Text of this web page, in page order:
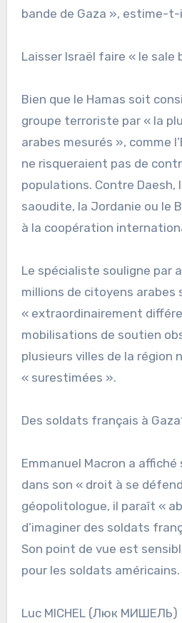
bande de Gaza », estime-t-
Laisser Israël faire « le sale
Bien que le Hamas soit
groupe terroriste par « la
arabes mesurés », comme
ne risqueraient pas de
populations. Contre Daesh,
saoudite, la Jordanie ou le
à la coopération
Le spécialiste souligne par
millions de citoyens arabes
« extraordinairement
mobilisations de soutien
plusieurs villes de la région
« surestimées ».
Des soldats français à
Emmanuel Macron a
dans son « droit à se
géopolitologue, il paraît «
d’imaginer des soldats
Son point de vue est
pour les soldats américains.
Luc MICHEL (Люк МИШЕЛЬ)